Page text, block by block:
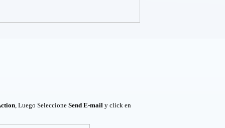
, Luego Seleccione Send E-mail y click en